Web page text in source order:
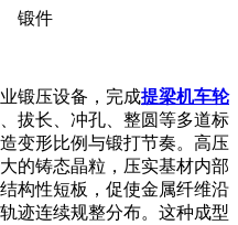
锻压设备，完成提梁机车轮
拔长、冲孔、整圆等多道标
变形比例与锻打节奏。高压
的铸态晶粒，压实基材内部
构性短板，促使金属纤维沿
迹连续规整分布。这种成型